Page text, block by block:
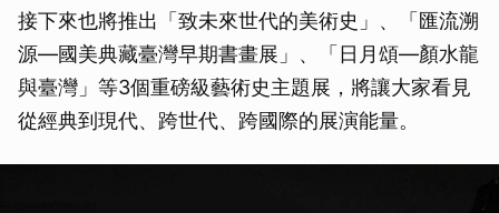
接下來也將推出「致未來世代的美術史」、「匯流溯
源—國美典藏臺灣早期書畫展」、「日月頌—顏水龍
與臺灣」等3個重磅級藝術史主題展，將讓大家看見
從經典到現代、跨世代、跨國際的展演能量。